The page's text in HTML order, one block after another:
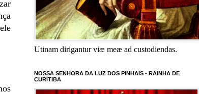
Utinam dirigantur viæ meæ ad custodiendas.
NOSSA SENHORA DA LUZ DOS PINHAIS - RAINHA DE
CURITIBA